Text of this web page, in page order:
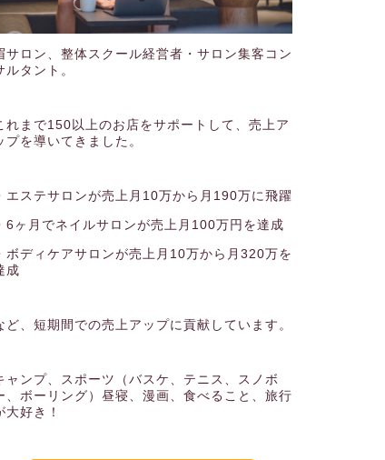
サロン、整体スクール経営者・サロン集客コン
ルタント。
れまで150以上のお店をサポートして、売上ア
プを導いてきました。
エステサロンが売上月10万から月190万に飛躍
6ヶ月でネイルサロンが売上月100万円を達成
ボディケアサロンが売上月10万から月320万を
成
ど、短期間での売上アップに貢献しています。
ャンプ、スポーツ（バスケ、テニス、スノボ
、ボーリング）昼寝、漫画、食べること、旅行
大好き！